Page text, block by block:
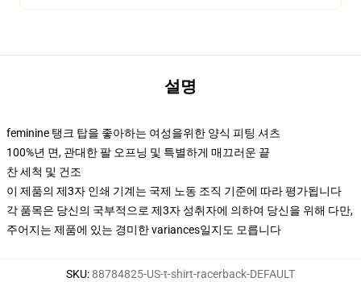
설명
feminine 탱크 탑을 좋아하는 여성을위한 양식 피팅 셔츠
100%년 면, 관대한 팔 오프닝 및 특별하게 매끄러운 끝
찬 세척 및 건조
이 제품의 제3자 인쇄 기계는 국제 노동 조직 기준에 따라 평가됩니다
각 품목은 당신의 국부적으로 제3자 성취자에 의하여 당신을 위해 다만,
주어지는 제품에 있는 경미한 variances일지도 모릅니다
SKU:88784825-US-t-shirt-racerback-DEFAULT